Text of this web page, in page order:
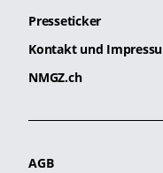
Presseticker
Kontakt und
NMGZ.ch
AGB